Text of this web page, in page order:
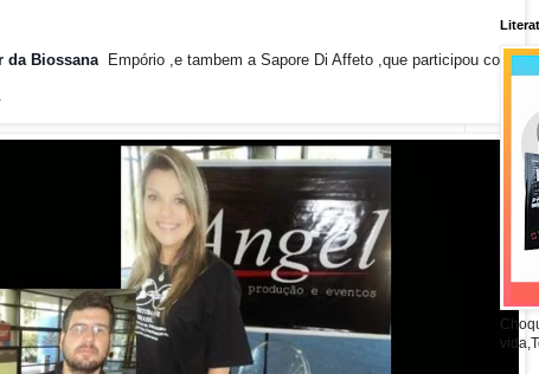
da Biossana
Empório ,e tambem a Sapore Di Affeto ,que participou com